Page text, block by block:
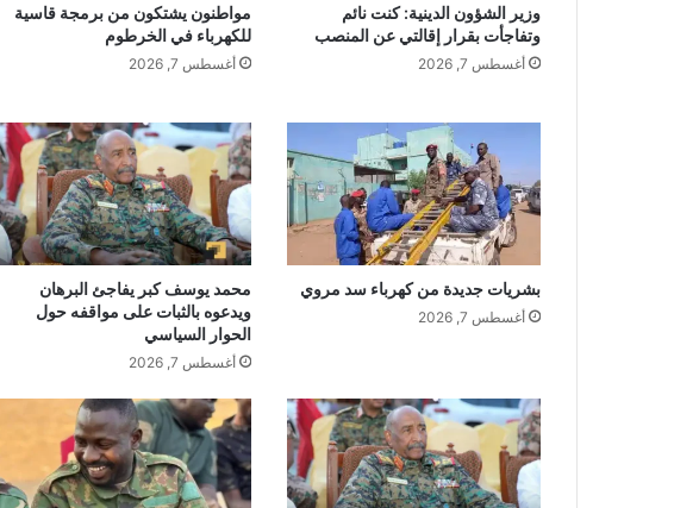
وزير الشؤون الدينية: كنت نائم
وتفاجأت بقرار إقالتي عن المنصب
أغسطس 7, 2026
مواطنون يشتكون من برمجة قاسية
للكهرباء في الخرطوم
أغسطس 7, 2026
بشريات جديدة من كهرباء سد مروي
أغسطس 7, 2026
محمد يوسف كبر يفاجئ البرهان
ويدعوه بالثبات على مواقفه حول
الحوار السياسي
أغسطس 7, 2026